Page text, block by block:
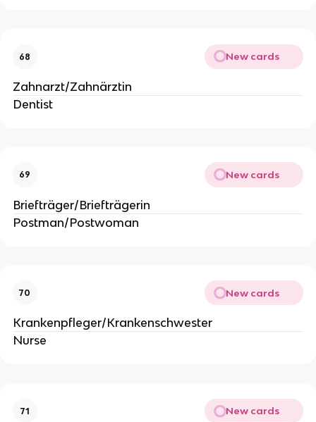
68 New cards
Zahnarzt/Zahnärztin
Dentist
69 New cards
Briefträger/Briefträgerin
Postman/Postwoman
70 New cards
Krankenpfleger/Krankenschwester
Nurse
71 New cards